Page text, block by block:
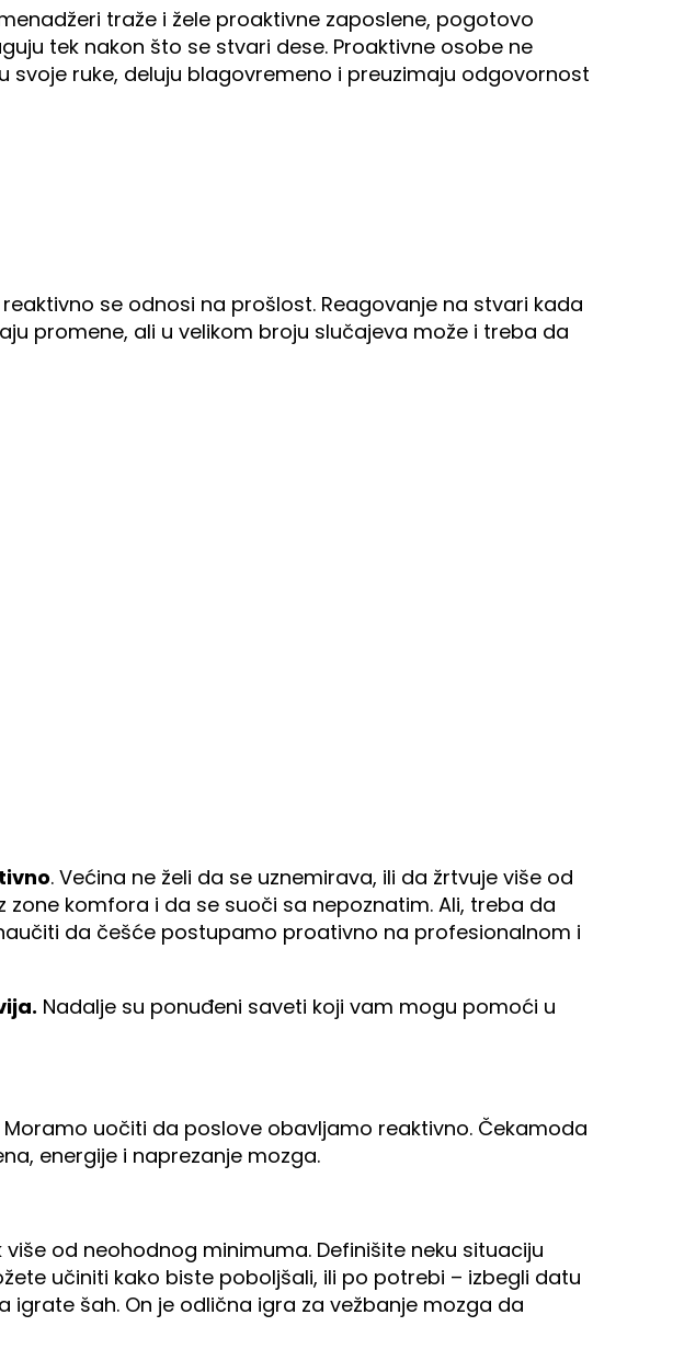
traže i žele proaktivne zaposlene, pogotovo
tek nakon što se stvari dese. Proaktivne osobe ne
svoje ruke, deluju blagovremeno i preuzimaju odgovornost
se odnosi na prošlost. Reagovanje na stvari kada
promene, ali u velikom broju slučajeva može i treba da
. Većina ne želi da se uznemirava, ili da žrtvuje više od
komfora i da se suoči sa nepoznatim. Ali, treba da
da češće postupamo proativno na profesionalnom i
Nadalje su ponuđeni saveti koji vam mogu pomoći u
uočiti da poslove obavljamo reaktivno. Čekamoda
energije i naprezanje mozga.
od neohodnog minimuma. Definišite neku situaciju
učiniti kako biste poboljšali, ili po potrebi – izbegli datu
šah. On je odlična igra za vežbanje mozga da